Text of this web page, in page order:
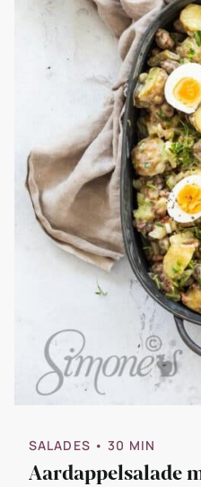
SALADES • 30 MIN
Aardappelsalade